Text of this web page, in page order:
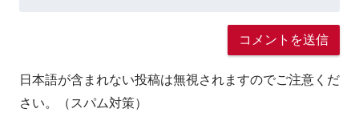
日本語が含まれない投稿は無視されますのでご注意くだ
さい。（スパム対策）